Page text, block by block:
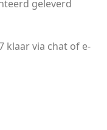
geleverd
klaar via chat of e-